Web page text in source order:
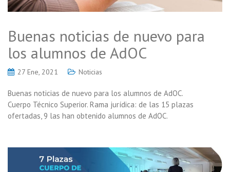
Buenas noticias de nuevo para
los alumnos de AdOC
27 Ene, 2021 Noticias
Buenas noticias de nuevo para los alumnos de AdOC.
Cuerpo Técnico Superior. Rama jurídica: de las 15 plazas
ofertadas, 9 las han obtenido alumnos de AdOC.